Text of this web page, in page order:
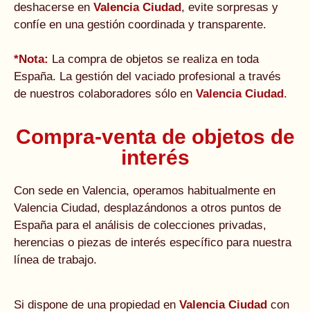
deshacerse en Valencia Ciudad, evite sorpresas y
confíe en una gestión coordinada y transparente.
*Nota: La compra de objetos se realiza en toda
España. La gestión del vaciado profesional a través
de nuestros colaboradores sólo en Valencia Ciudad.
Compra-venta de objetos de
interés
Con sede en Valencia, operamos habitualmente en
Valencia Ciudad, desplazándonos a otros puntos de
España para el análisis de colecciones privadas,
herencias o piezas de interés específico para nuestra
línea de trabajo.
Si dispone de una propiedad en Valencia Ciudad con